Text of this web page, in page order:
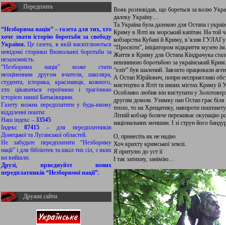
Передплата
“Незборима нація” – газета для тих, хто
хоче знати історію боротьби за свободу
України.Це газета, в якій висвітлюються
невідомі сторінки Визвольної боротьби за
незалежність.
“Незборима нація” може стати
неоціненним другом вчителя, школяра,
студента, історика, краєзнавця, кожного,
хто цікавиться героїчною і трагічною
історією нашої Батьківщини.
Газету можна передплатити у будь-якому
відділенні пошти:
Наш індекс – 33545
Індекс 87415 – для передплатників
Донецької та Луганської областей.
Не забудьте передплатити “Незбориму
нації” і для бібліотек та шкіл тих сіл, з яких
ви вийшли.
Друзі, приєднуйте нових
передплатників “Незборимої нації”.
Дружні сайти
Вояк розповідав, що бореться за волю
далеку Україну…
Та Україна була далекою для Остапа і
Криму в Ялті як морський капітан. На той
кобзарства Кубані й Криму, в’язня ГУЛАГу
“Просвіти”, ініціатором відкриття музею
Життя в Криму для Остапа Кіндрачука
невпинною боротьбою за український Крим.
“еліт” був шалений. Завзято працювали
А Остап Юрійович, попри несприятливі
мистецтво в Ялті та інших містах Криму й
Особливо любив він виступати у
другим домом. Узимку пан Остап грає
тепло, то на Хрещатику, навпроти
Літній кобзар боляче переживає окупацію
національних меншин. І зі струн його
О, принесіть як не надію
Хоч крихту кримської землі.
Я притулю до уст її
І так затихну, занімію…